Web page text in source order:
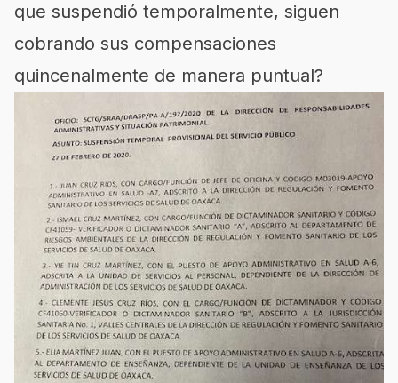
que suspendió temporalmente, siguen
cobrando sus compensaciones
quincenalmente de manera puntual?